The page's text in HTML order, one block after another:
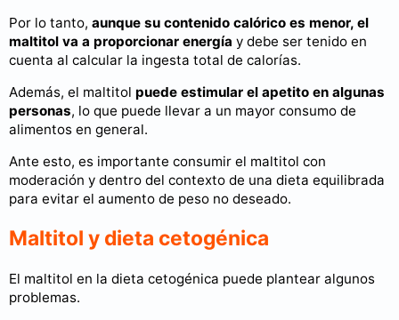
Por lo tanto, aunque su contenido calórico es menor, el
maltitol va a proporcionar energía y debe ser tenido en
cuenta al calcular la ingesta total de calorías.
Además, el maltitol puede estimular el apetito en algunas
personas, lo que puede llevar a un mayor consumo de
alimentos en general.
Ante esto, es importante consumir el maltitol con
moderación y dentro del contexto de una dieta equilibrada
para evitar el aumento de peso no deseado.
Maltitol y dieta cetogénica
El maltitol en la dieta cetogénica puede plantear algunos
problemas.